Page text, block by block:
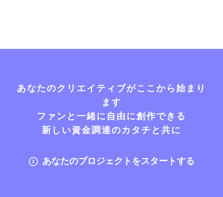
あなたのクリエイティブがここから始まり
ます
ファンと一緒に自由に創作できる
新しい資金調達のカタチと共に
あなたのプロジェクトをスタートする